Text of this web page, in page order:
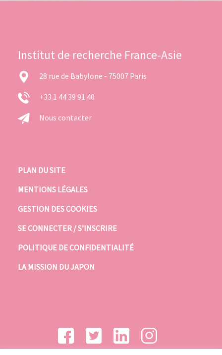
Institut de recherche France-Asie
28 rue de Babylone - 75007 Paris
+33 1 44 39 91 40
Nous contacter
PLAN DU SITE
MENTIONS LÉGALES
GESTION DES COOKIES
SE CONNECTER / S’INSCRIRE
POLITIQUE DE CONFIDENTIALITÉ
LA MISSION DU JAPON